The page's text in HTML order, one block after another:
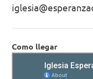
Como llegar